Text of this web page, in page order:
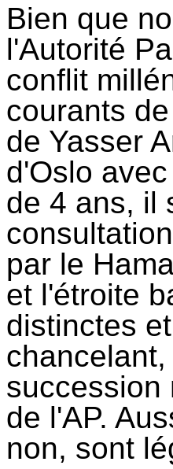
Bien que
l'Autorité
conflit
courants
de Yasser
d'Oslo
de 4 ans, il
par le
et l'étroite
distinctes
succession
de l'AP.
non, sont